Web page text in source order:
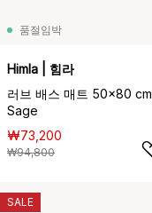
품절임박
Himla | 힘라
러브 배스 매트 50x80 cm,
Sage
₩73,200
₩94,800
SALE